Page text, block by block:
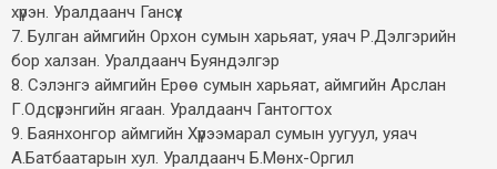
хүрэн. Уралдаанч Гансүх
7. Булган аймгийн Орхон сумын харьяат, уяач Р.Дэлгэрийн
бор халзан. Уралдаанч Буяндэлгэр
8. Сэлэнгэ аймгийн Ерөө сумын харьяат, аймгийн Арслан
Г.Одсүрэнгийн ягаан. Уралдаанч Гантогтох
9. Баянхонгор аймгийн Хүрээмарал сумын уугуул, уяач
А.Батбаатарын хул. Уралдаанч Б.Мөнх-Оргил